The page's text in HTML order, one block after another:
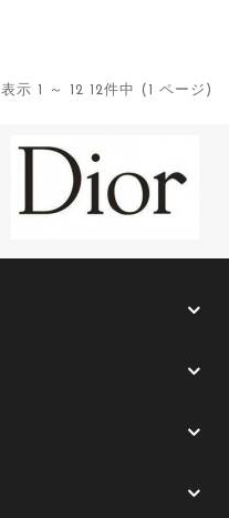
表示 1 ～ 12 12件中 (1 ページ)